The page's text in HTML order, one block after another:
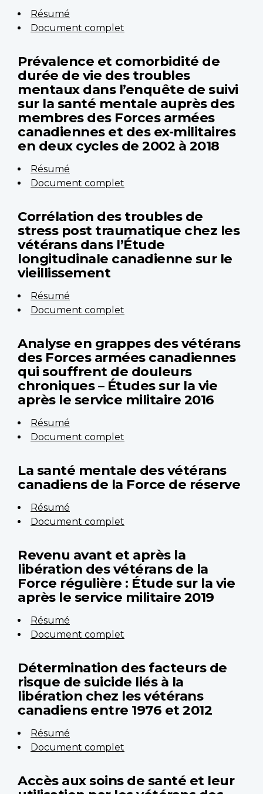
Résumé
Document complet
Prévalence et comorbidité de
durée de vie des troubles
mentaux dans l’enquête de suivi
sur la santé mentale auprès des
membres des Forces armées
canadiennes et des ex-militaires
en deux cycles de 2002 à 2018
Résumé
Document complet
Corrélation des troubles de
stress post traumatique chez les
vétérans dans l’Étude
longitudinale canadienne sur le
vieillissement
Résumé
Document complet
Analyse en grappes des vétérans
des Forces armées canadiennes
qui souffrent de douleurs
chroniques – Études sur la vie
après le service militaire 2016
Résumé
Document complet
La santé mentale des vétérans
canadiens de la Force de réserve
Résumé
Document complet
Revenu avant et après la
libération des vétérans de la
Force régulière : Étude sur la vie
après le service militaire 2019
Résumé
Document complet
Détermination des facteurs de
risque de suicide liés à la
libération chez les vétérans
canadiens entre 1976 et 2012
Résumé
Document complet
Accès aux soins de santé et leur